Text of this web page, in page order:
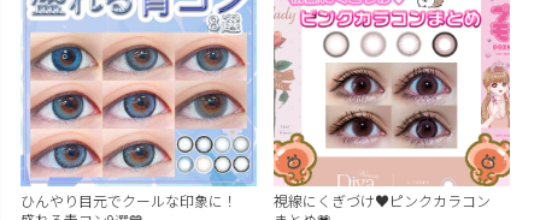
ひんやり目元でクールな印象に！
視線にくぎづけ♥ピンクカラコン